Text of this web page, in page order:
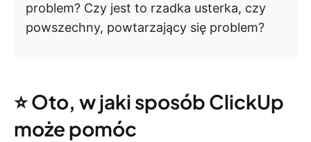
problem? Czy jest to rzadka usterka, czy
powszechny, powtarzający się problem?
⭐️ Oto, w jaki sposób ClickUp
może pomóc